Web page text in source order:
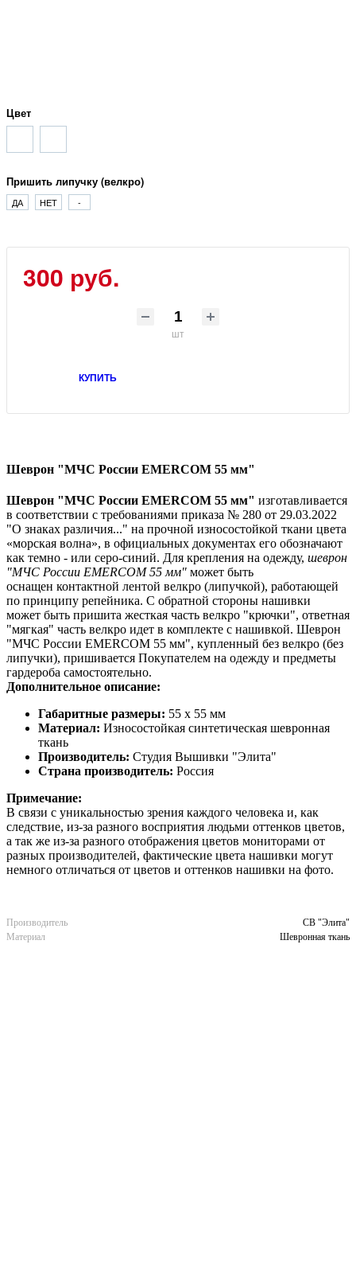
Цвет
Пришить липучку (велкро)
ДА НЕТ -
300 руб.
шт
КУПИТЬ
Шеврон "МЧС России EMERCOM 55 мм"
Шеврон "МЧС России EMERCOM 55 мм" изготавливается
в соответствии с требованиями приказа № 280 от 29.03.2022
"О знаках различия..." на прочной износостойкой ткани цвета
«морская волна», в официальных документах его обозначают
как темно - или серо-синий. Для крепления на одежду, шеврон
"МЧС России EMERCOM 55 мм" может быть
оснащен контактной лентой велкро (липучкой), работающей
по принципу репейника. С обратной стороны нашивки
может быть пришита жесткая часть велкро "крючки", ответная
"мягкая" часть велкро идет в комплекте с нашивкой. Шеврон
"МЧС России EMERCOM 55 мм", купленный без велкро (без
липучки), пришивается Покупателем на одежду и предметы
гардероба самостоятельно.
Дополнительное описание:
Габаритные размеры: 55 х 55 мм
Материал: Износостойкая синтетическая шевронная
ткань
Производитель: Студия Вышивки "Элита"
Страна производитель: Россия
Примечание:
В связи с уникальностью зрения каждого человека и, как
следствие, из-за разного восприятия людьми оттенков цветов,
а так же из-за разного отображения цветов мониторами от
разных производителей, фактические цвета нашивки могут
немного отличаться от цветов и оттенков нашивки на фото.
Производитель
СВ "Элита"
Материал
Шевронная ткань